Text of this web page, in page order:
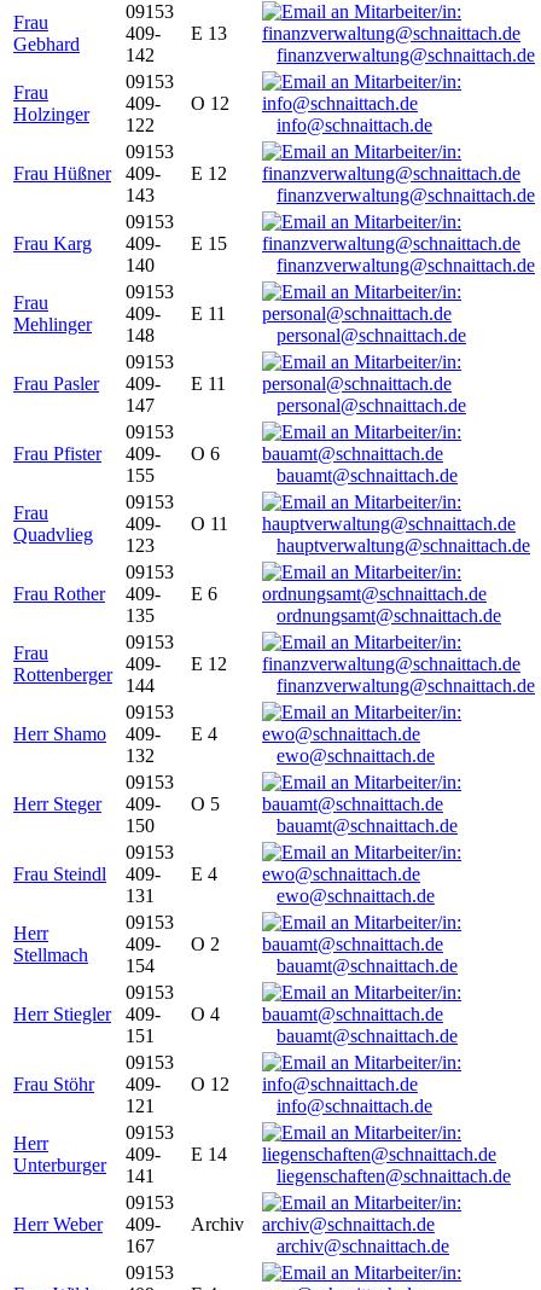
Frau
Gebhard
09153
409-
142
E 13
finanzverwaltung@schnaittach.de
Frau
Holzinger
09153
409-
122
O 12
info@schnaittach.de
Frau Hüßner
09153
409-
143
E 12
finanzverwaltung@schnaittach.de
Frau Karg
09153
409-
140
E 15
finanzverwaltung@schnaittach.de
Frau
Mehlinger
09153
409-
148
E 11
personal@schnaittach.de
Frau Pasler
09153
409-
147
E 11
personal@schnaittach.de
Frau Pfister
09153
409-
155
O 6
bauamt@schnaittach.de
Frau
Quadvlieg
09153
409-
123
O 11
hauptverwaltung@schnaittach.de
Frau Rother
09153
409-
135
E 6
ordnungsamt@schnaittach.de
Frau
Rottenberger
09153
409-
144
E 12
finanzverwaltung@schnaittach.de
Herr Shamo
09153
409-
132
E 4
ewo@schnaittach.de
Herr Steger
09153
409-
150
O 5
bauamt@schnaittach.de
Frau Steindl
09153
409-
131
E 4
ewo@schnaittach.de
Herr
Stellmach
09153
409-
154
O 2
bauamt@schnaittach.de
Herr Stiegler
09153
409-
151
O 4
bauamt@schnaittach.de
Frau Stöhr
09153
409-
121
O 12
info@schnaittach.de
Herr
Unterburger
09153
409-
141
E 14
liegenschaften@schnaittach.de
Herr Weber
09153
409-
167
Archiv
archiv@schnaittach.de
09153